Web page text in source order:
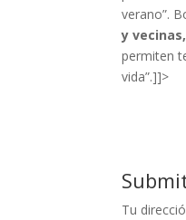
verano”.
y vecinas,
permiten
vida”.]]>
Tu